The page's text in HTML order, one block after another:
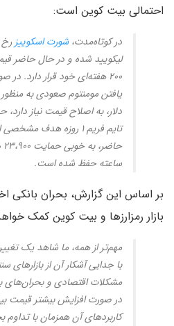
احتمالی بیت کوین است:
در کوتاه‌مدت، شورت اسکوییز
لیکویید شده و در حال حاضر
۲۰۰ هفته‌ای خود قرار دارد.
تایم فریم ۱ روزه هدف
ساعته حفظ شده است.
بر اساس این گزارش، بحران بانکی
بازار رمزارزها و بیت کوین کمک
مهم‌تر از همه، ما شاهد یک
با جدایی آشکار آن از بازارهای
مشکلات اقتصادی و بحران‌های
در صورت افزایش بیشتر قیمت
کاربردهای آن همزمان با تداوم